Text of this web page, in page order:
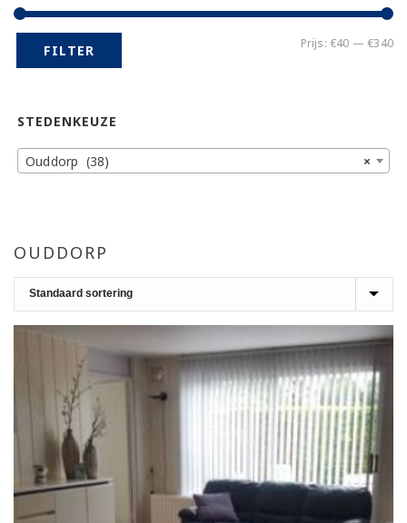
OUDDORP
FILTER Prijs: €40 —€340
STEDENKEUZE
×
Ouddorp (38)